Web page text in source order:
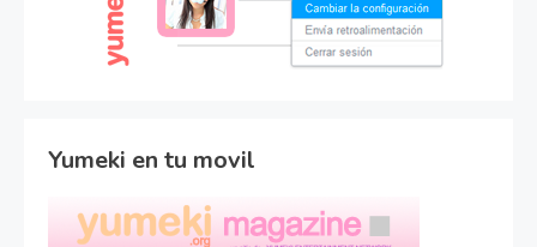
Yumeki en tu movil